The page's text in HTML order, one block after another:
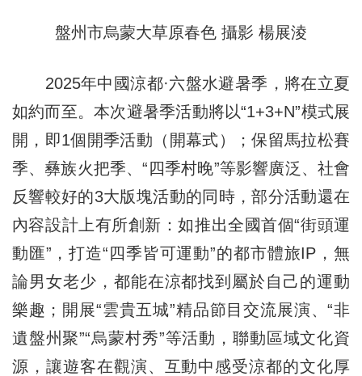
盤州市烏蒙大草原春色 攝影 楊展淩
2025年中國涼都·六盤水避暑季，將在立夏
如約而至。本次避暑季活動將以“1+3+N”模式展
開，即1個開季活動（開幕式）；保留馬拉松賽
季、彝族火把季、“四季村晚”等影響廣泛、社會
反響較好的3大版塊活動的同時，部分活動還在
內容設計上有所創新：如推出全國首個“街頭運
動匯”，打造“四季皆可運動”的都市體旅IP，無
論男女老少，都能在涼都找到屬於自己的運動
樂趣；開展“雲貴五城”精品節目交流展演、“非
遺盤州聚”“烏蒙村秀”等活動，聯動區域文化資
源，讓遊客在觀演、互動中感受涼都的文化厚